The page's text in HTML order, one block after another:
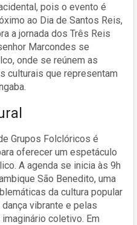
pois o evento é
ao Dia de Santos Reis,
a jornada dos Três Reis
Marcondes se
onde se reúnem as
culturais que representam
Grupos Folclóricos é
oferecer um espetáculo
A agenda se inicia às 9h
São Benedito, uma
da cultura popular
vibrante e pelas
coletivo. Em